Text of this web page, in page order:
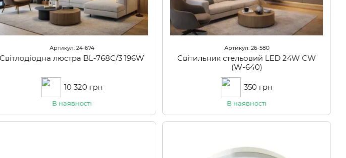
Артикул: 24-674
Світлодіодна люстра BL-768C/3 196W
10 320 грн
В наявності
Артикул: 26-580
Cвітильник стельовий LED 24W CW
(W-640)
350 грн
В наявності